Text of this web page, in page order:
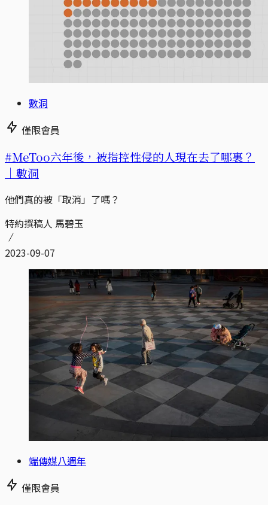
數洞
僅限會員
#MeToo六年後，被指控性侵的人現在去了哪裏？
｜數洞
他們真的被「取消」了嗎？
特約撰稿人 馬碧玉
2023-09-07
端傳媒八週年
僅限會員